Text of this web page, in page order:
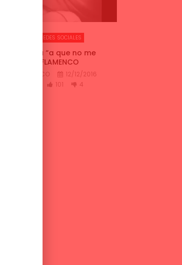
INFLUENCERS & REDES SOCIALES
Jony Losada “a que no me
dejas” | VEOFLAMENCO
VEO FLAMENCO
12/12/2016
101 4